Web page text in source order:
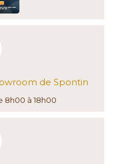
de Spontin
8h00 à 18h00